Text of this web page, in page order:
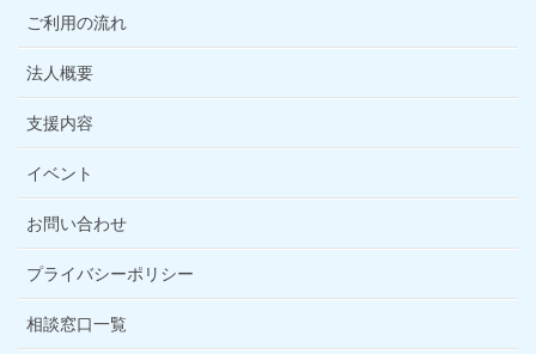
ご利用の流れ
法人概要
支援内容
イベント
お問い合わせ
プライバシーポリシー
相談窓口一覧